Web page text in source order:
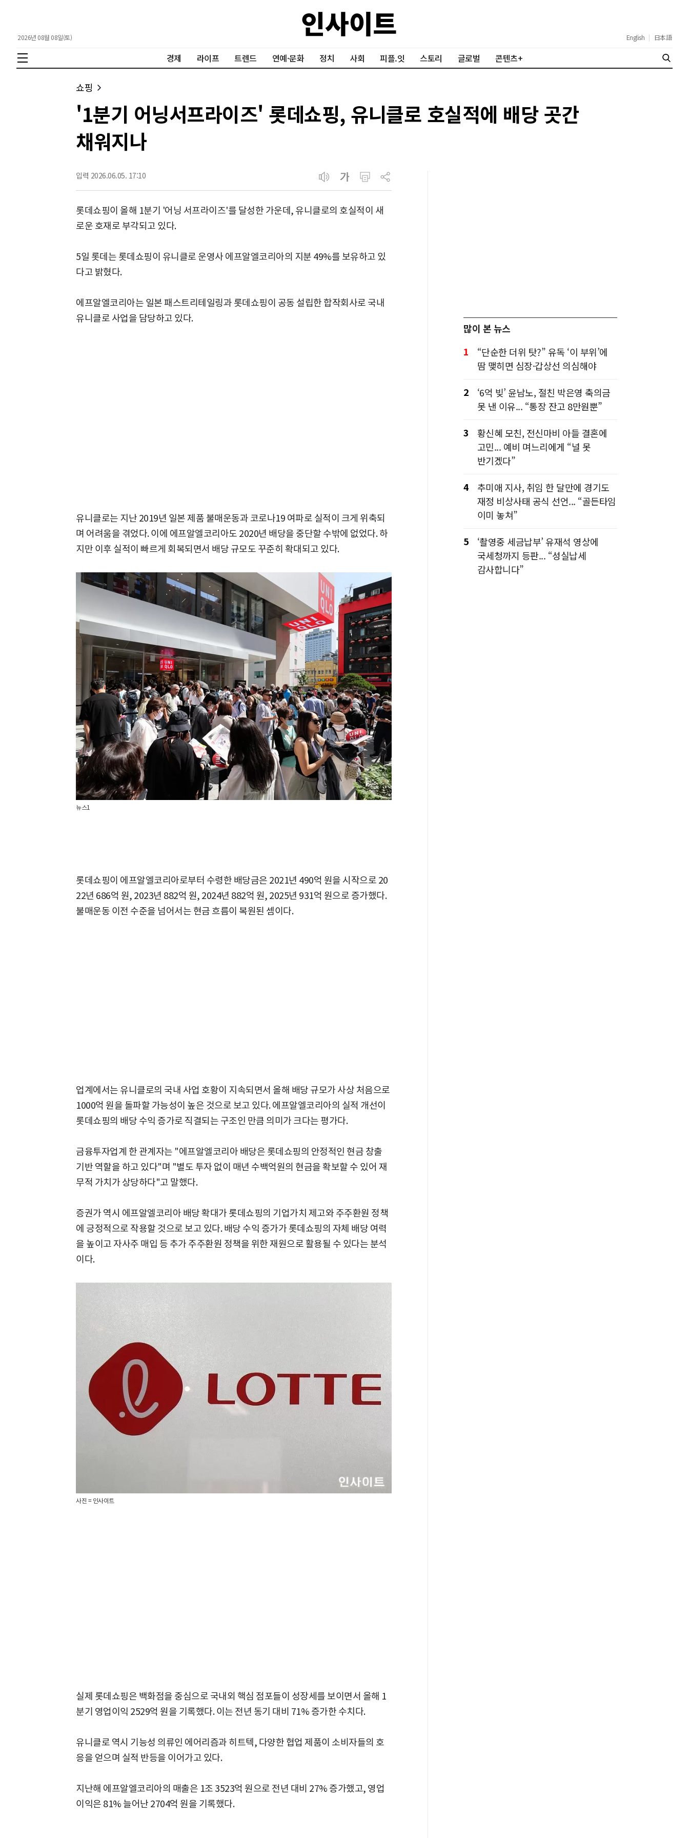
2026년 08월 08일(토) English | 日本語
경제 라이프 트렌드 연예·문화 정치 사회 피플.잇 스토리 글로벌 콘텐츠+
쇼핑
'1분기 어닝서프라이즈' 롯데쇼핑, 유니클로 호실적에 배당 곳간
채워지나
입력 2026.06.05. 17:10
롯데쇼핑이 올해 1분기 '어닝 서프라이즈'를 달성한 가운데, 유니클로의 호실적이 새
로운 호재로 부각되고 있다.
5일 롯데는 롯데쇼핑이 유니클로 운영사 에프알엘코리아의 지분 49%를 보유하고 있
다고 밝혔다.
에프알엘코리아는 일본 패스트리테일링과 롯데쇼핑이 공동 설립한 합작회사로 국내
유니클로 사업을 담당하고 있다.
유니클로는 지난 2019년 일본 제품 불매운동과 코로나19 여파로 실적이 크게 위축되
며 어려움을 겪었다. 이에 에프알엘코리아도 2020년 배당을 중단할 수밖에 없었다. 하
지만 이후 실적이 빠르게 회복되면서 배당 규모도 꾸준히 확대되고 있다.
뉴스1
롯데쇼핑이 에프알엘코리아로부터 수령한 배당금은 2021년 490억 원을 시작으로 20
22년 686억 원, 2023년 882억 원, 2024년 882억 원, 2025년 931억 원으로 증가했다.
불매운동 이전 수준을 넘어서는 현금 흐름이 복원된 셈이다.
업계에서는 유니클로의 국내 사업 호황이 지속되면서 올해 배당 규모가 사상 처음으로
1000억 원을 돌파할 가능성이 높은 것으로 보고 있다. 에프알엘코리아의 실적 개선이
롯데쇼핑의 배당 수익 증가로 직결되는 구조인 만큼 의미가 크다는 평가다.
금융투자업계 한 관계자는 "에프알엘코리아 배당은 롯데쇼핑의 안정적인 현금 창출
기반 역할을 하고 있다"며 "별도 투자 없이 매년 수백억원의 현금을 확보할 수 있어 재
무적 가치가 상당하다"고 말했다.
증권가 역시 에프알엘코리아 배당 확대가 롯데쇼핑의 기업가치 제고와 주주환원 정책
에 긍정적으로 작용할 것으로 보고 있다. 배당 수익 증가가 롯데쇼핑의 자체 배당 여력
을 높이고 자사주 매입 등 추가 주주환원 정책을 위한 재원으로 활용될 수 있다는 분석
이다.
사진 = 인사이트
실제 롯데쇼핑은 백화점을 중심으로 국내외 핵심 점포들이 성장세를 보이면서 올해 1
분기 영업이익 2529억 원을 기록했다. 이는 전년 동기 대비 71% 증가한 수치다.
유니클로 역시 기능성 의류인 에어리즘과 히트텍, 다양한 협업 제품이 소비자들의 호
응을 얻으며 실적 반등을 이어가고 있다.
지난해 에프알엘코리아의 매출은 1조 3523억 원으로 전년 대비 27% 증가했고, 영업
이익은 81% 늘어난 2704억 원을 기록했다.
많이 본 뉴스
1
“단순한 더위 탓?” 유독 ‘이 부위’에
땀 맺히면 심장·갑상선 의심해야
2
‘6억 빚’ 윤남노, 절친 박은영 축의금
못 낸 이유... “통장 잔고 8만원뿐”
3
황신혜 모친, 전신마비 아들 결혼에
고민... 예비 며느리에게 “널 못
반기겠다”
4
추미애 지사, 취임 한 달만에 경기도
재정 비상사태 공식 선언... “골든타임
이미 놓쳐”
5
‘촬영중 세금납부’ 유재석 영상에
국세청까지 등판... “성실납세
감사합니다”